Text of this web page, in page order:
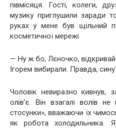
півмісяця. Гості, колеги,
музику приглушили заради
руках у мене був щільний
косметичної мережі.
— Ну ж бо, Лєночко,
Ігорем вибирали. Правда,
Чоловік невиразно кивнув,
олів’є. Він взагалі волів
стосунки», вважаючи їх
як робота холодильника.